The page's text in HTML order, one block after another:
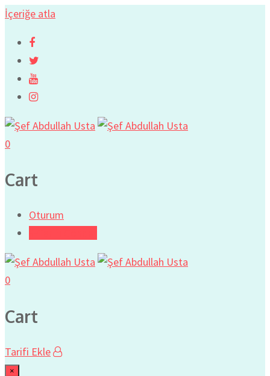
İçeriğe atla
0
Cart
Oturum
0
Cart
Tarifi Ekle
×